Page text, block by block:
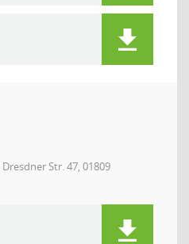
Str. 47, 01809